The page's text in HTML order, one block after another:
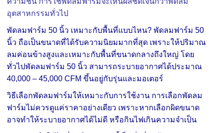
อุตสาหกรรมทั่วไป
พัดลมฟาร์ม 50 นิ้ว เหมาะกับพื้นที่แบบไหน? พัดลมฟาร์ม 50
นิ้ว ถือเป็นขนาดที่ได้รับความนิยมมากที่สุด เพราะให้ปริมาณ
ลมค่อนข้างสูงและเหมาะกับพื้นที่ขนาดกลางถึงใหญ่ โดย
ทั่วไปพัดลมฟาร์ม 50 นิ้ว สามารถระบายอากาศได้ประมาณ
40,000 – 45,000 CFM ขึ้นอยู่กับรุ่นและมอเตอร์
วิธีเลือกพัดลมฟาร์มให้เหมาะกับการใช้งาน การเลือกพัดลม
ฟาร์มไม่ควรดูแค่ราคาอย่างเดียว เพราะหากเลือกผิดขนาด
อาจทำให้ระบายอากาศได้ไม่ดี หรือกินไฟเกินความจำเป็น